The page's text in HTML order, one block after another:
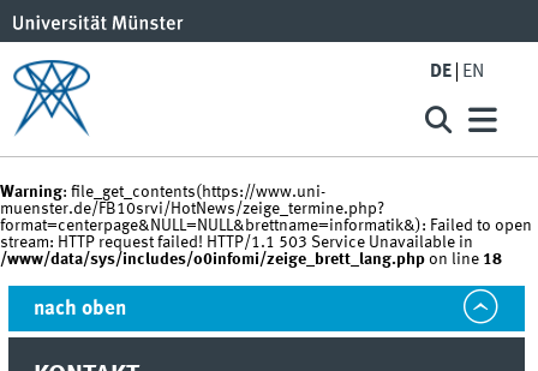
DE EN
Warning: file_get_contents(https://www.uni-
muenster.de/FB10srvi/HotNews/zeige_termine.php?
format=centerpage&NULL=NULL&brettname=informatik&): Failed to open
stream: HTTP request failed! HTTP/1.1 503 Service Unavailable in
/www/data/sys/includes/o0infomi/zeige_brett_lang.php on line 18
nach oben